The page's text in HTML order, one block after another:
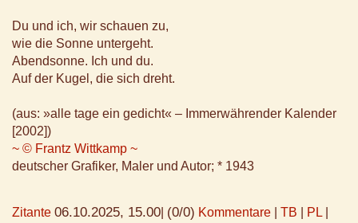
Du und ich, wir schauen zu,
wie die Sonne untergeht.
Abendsonne. Ich und du.
Auf der Kugel, die sich dreht.
(aus: »alle tage ein gedicht« – Immerwährender Kalender
[2002])
~ © Frantz Wittkamp ~
deutscher Grafiker, Maler und Autor; * 1943
Zitante 06.10.2025, 15.00 (0/0) Kommentare TB PL